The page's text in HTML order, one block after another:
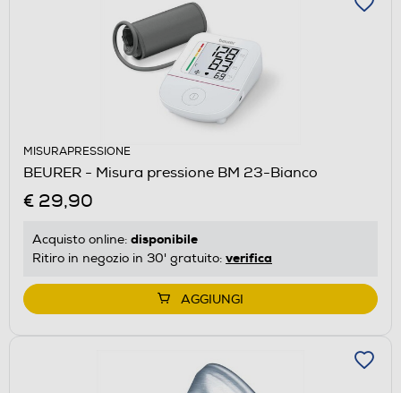
MISURAPRESSIONE
BEURER - Misura pressione BM 23-Bianco
€ 29,90
Acquisto online: disponibile
Ritiro in negozio in 30' gratuito: verifica
AGGIUNGI